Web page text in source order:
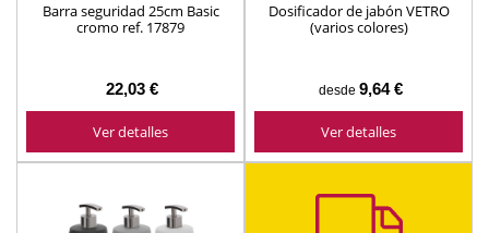
Barra seguridad 25cm Basic
cromo ref. 17879
22,03 €
Ver detalles
Dosificador de jabón VETRO
(varios colores)
desde 9,64 €
Ver detalles